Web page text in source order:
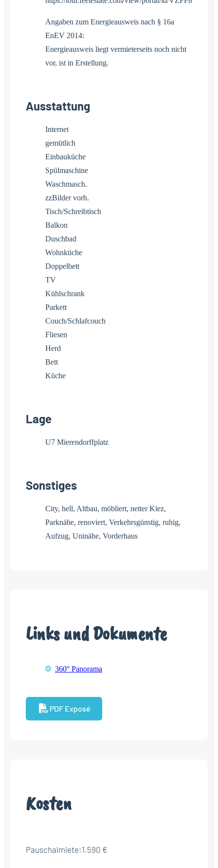
Angaben zum Energieausweis nach § 16a
EnEV 2014:
Energieausweis liegt vermieterseits noch nicht
vor, ist in Erstellung.
Ausstattung
Internet
gemütlich
Einbauküche
Spülmaschine
Waschmasch.
zzBilder vorh.
Tisch/Schreibtisch
Balkon
Duschbad
Wohnküche
Doppelbett
TV
Kühlschrank
Parkett
Couch/Schlafcouch
Fliesen
Herd
Bett
Küche
Lage
U7 Mierendorffplatz
Sonstiges
City, hell, Altbau, möbliert, netter Kiez,
Parknähe, renoviert, Verkehrsgünstig, ruhig,
Aufzug, Uninähe, Vorderhaus
Links und Dokumente
360° Panorama
PDF Exposé
Kosten
Pauschalmiete:1.590 €